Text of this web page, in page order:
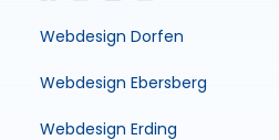
Webdesign Dorfen
Webdesign Ebersberg
Webdesign Erding